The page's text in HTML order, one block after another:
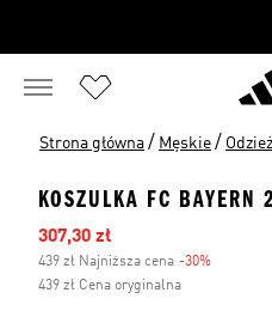
Strona główna / Męskie / Odzież
KOSZULKA FC
Ceny na wyprzedaży
307,30 zł
439 zł Najniższa cena -30%
439 zł Cena oryginalna